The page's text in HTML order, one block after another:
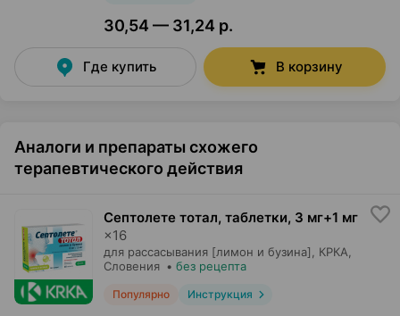
30,54 — 31,24 р.
Где купить В корзину
Аналоги и препараты схожего
терапевтического действия
Септолете тотал, таблетки, 3 мг+1 мг
×16
для рассасывания [лимон и бузина], КРКА
Словения • без рецепта
Популярно Инструкция